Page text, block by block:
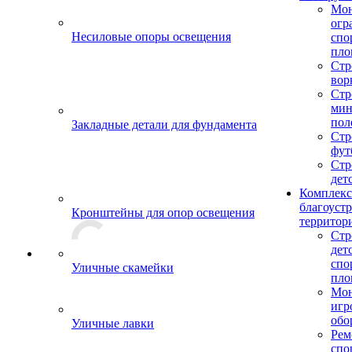
Несиловые опоры освещения
Закладные детали для фундамента
Кронштейны для опор освещения
Уличные скамейки
Уличные лавки